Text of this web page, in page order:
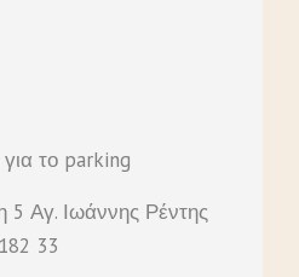
το parking
Αγ. Ιωάννης Ρέντης
182 33